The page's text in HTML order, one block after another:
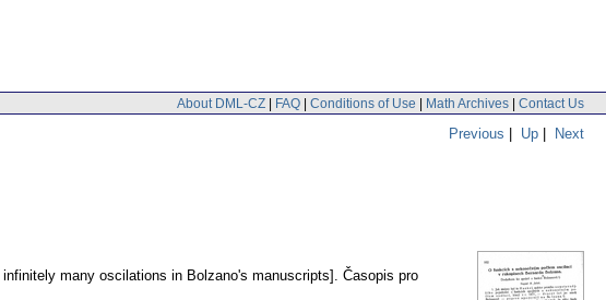
About DML-CZ | FAQ | Conditions of Use | Math Archives | Contact Us
Previous | Up | Next
many oscilations in Bolzano's manuscripts]. Časopis pro